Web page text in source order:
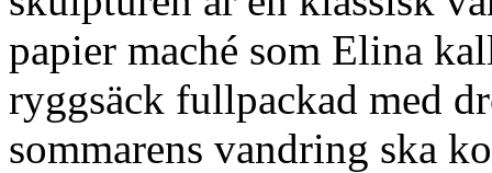
papier maché som Elina
ryggsäck fullpackad med
sommarens vandring ska